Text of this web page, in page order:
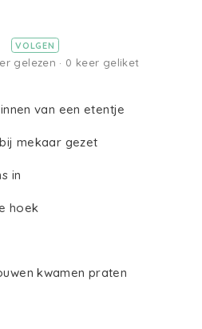
VOLGEN
gelezen · 0 keer geliket
van een etentje
mekaar gezet
in
hoek
kwamen praten